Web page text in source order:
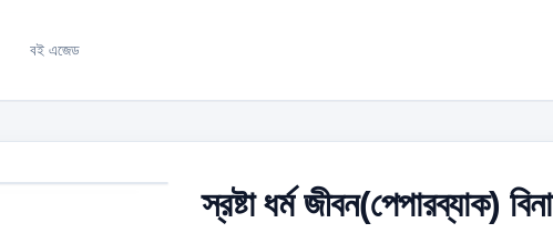
বই এজেড
স্রষ্টা ধর্ম জীবন(পেপারব্যাক)